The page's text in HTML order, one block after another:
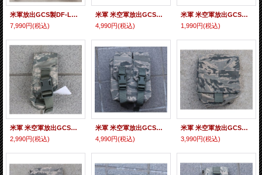
米軍放出GCS製DF-LCS HハーネスUCP迷彩(ACU迷彩)LARGE/X-LARGE新品
7,990円(税込)
米軍 米空軍放出GCS製ヘルメットカバー デジタルタイガー迷彩(ABU迷彩)新品
4,990円(税込)
米軍 米空軍放出GCS製? DF-LCSシングルマガジンポーチ デジタルタイガー迷彩(ABU迷彩)新品
1,990円(税込)
米軍 米空軍放出GCS製? DF-LCSトリプルマガジンポーチ デジタルタイガー迷彩(ABU迷彩)新品
2,990円(税込)
米軍 米空軍放出GCS製? DF-LCS 200rd SAWポーチ デジタルタイガー迷彩(ABU迷彩)新品
4,990円(税込)
米軍 米空軍放出GCS製? DF-LCS 100rd SAWポーチ デジタルタイガー迷彩(ABU迷彩)新品
3,990円(税込)